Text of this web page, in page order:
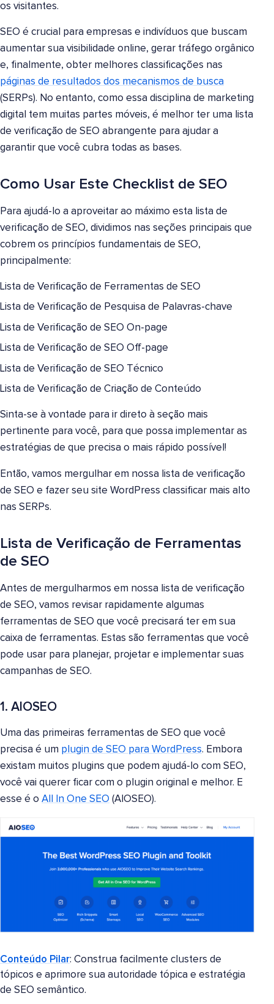
os visitantes.
SEO é crucial para empresas e indivíduos que buscam
aumentar sua visibilidade online, gerar tráfego orgânico
e, finalmente, obter melhores classificações nas
páginas de resultados dos mecanismos de busca
(SERPs). No entanto, como essa disciplina de marketing
digital tem muitas partes móveis, é melhor ter uma lista
de verificação de SEO abrangente para ajudar a
garantir que você cubra todas as bases.
Como Usar Este Checklist de SEO
Para ajudá-lo a aproveitar ao máximo esta lista de
verificação de SEO, dividimos nas seções principais que
cobrem os princípios fundamentais de SEO,
principalmente:
Lista de Verificação de Ferramentas de SEO
Lista de Verificação de Pesquisa de Palavras-chave
Lista de Verificação de SEO On-page
Lista de Verificação de SEO Off-page
Lista de Verificação de SEO Técnico
Lista de Verificação de Criação de Conteúdo
Sinta-se à vontade para ir direto à seção mais
pertinente para você, para que possa implementar as
estratégias de que precisa o mais rápido possível!
Então, vamos mergulhar em nossa lista de verificação
de SEO e fazer seu site WordPress classificar mais alto
nas SERPs.
Lista de Verificação de Ferramentas
de SEO
Antes de mergulharmos em nossa lista de verificação
de SEO, vamos revisar rapidamente algumas
ferramentas de SEO que você precisará ter em sua
caixa de ferramentas. Estas são ferramentas que você
pode usar para planejar, projetar e implementar suas
campanhas de SEO.
1. AIOSEO
Uma das primeiras ferramentas de SEO que você
precisa é um plugin de SEO para WordPress. Embora
existam muitos plugins que podem ajudá-lo com SEO,
você vai querer ficar com o plugin original e melhor. E
esse é o All In One SEO (AIOSEO).
Conteúdo Pilar: Construa facilmente clusters de
tópicos e aprimore sua autoridade tópica e estratégia
de SEO semântico.